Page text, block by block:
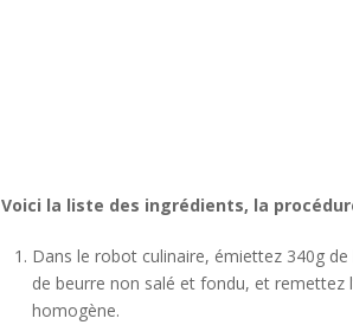
Voici la liste des ingrédients, la
Dans le robot culinaire, émiettez 340g
de beurre non salé et fondu, et remettez
homogène.